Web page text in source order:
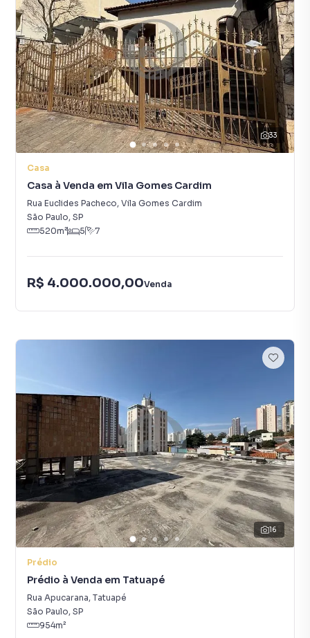
33
Casa
Casa à Venda em Vila Gomes Cardim
Rua Euclides Pacheco, Vila Gomes Cardim
São Paulo, SP
520m² 5 7
R$ 4.000.000,00Venda
16
Prédio
Prédio à Venda em Tatuapé
Rua Apucarana, Tatuapé
São Paulo, SP
954m²